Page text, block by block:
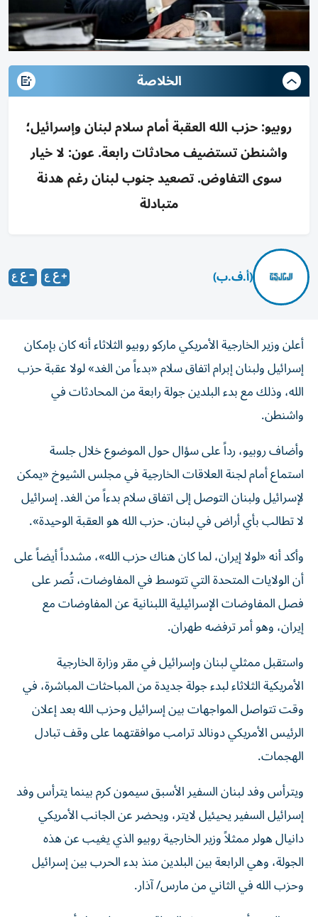
الخلاصة
روبيو: حزب الله العقبة أمام سلام لبنان وإسرائيل؛
واشنطن تستضيف محادثات رابعة. عون: لا خيار
سوى التفاوض. تصعيد جنوب لبنان رغم هدنة
متبادلة
(أ.ف.ب)
أعلن وزير الخارجية الأمريكي ماركو روبيو الثلاثاء أنه كان بإمكان
إسرائيل ولبنان إبرام اتفاق سلام «بدءاً من الغد» لولا عقبة حزب
الله، وذلك مع بدء البلدين جولة رابعة من المحادثات في
واشنطن.
وأضاف روبيو، رداً على سؤال حول الموضوع خلال جلسة
استماع أمام لجنة العلاقات الخارجية في مجلس الشيوخ «يمكن
لإسرائيل ولبنان التوصل إلى اتفاق سلام بدءاً من الغد. إسرائيل
لا تطالب بأي أراض في لبنان. حزب الله هو العقبة الوحيدة».
وأكد أنه «لولا إيران، لما كان هناك حزب الله»، مشدداً أيضاً على
أن الولايات المتحدة التي تتوسط في المفاوضات، تُصر على
فصل المفاوضات الإسرائيلية اللبنانية عن المفاوضات مع
إيران، وهو أمر ترفضه طهران.
واستقبل ممثلي لبنان وإسرائيل في مقر وزارة الخارجية
الأمريكية الثلاثاء لبدء جولة جديدة من المباحثات المباشرة، في
وقت تتواصل المواجهات بين إسرائيل وحزب الله بعد إعلان
الرئيس الأمريكي دونالد ترامب موافقتهما على وقف تبادل
الهجمات.
ويترأس وفد لبنان السفير الأسبق سيمون كرم بينما يترأس وفد
إسرائيل السفير يحيئيل لايتر، ويحضر عن الجانب الأمريكي
دانيال هولر ممثلاً وزير الخارجية روبيو الذي يغيب عن هذه
الجولة، وهي الرابعة بين البلدين منذ بدء الحرب بين إسرائيل
وحزب الله في الثاني من مارس/ آذار.